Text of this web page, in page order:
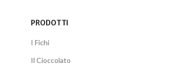
PRODOTTI
I Fichi
Il Cioccolato